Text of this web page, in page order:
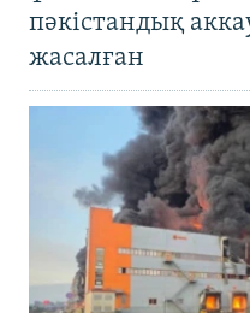
пәкістандық
жасалған